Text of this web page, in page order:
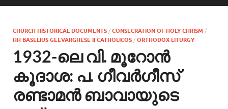
CHURCH HISTORICAL DOCUMENTS / CONSECRATION OF HOLY CHRISM /
HH BASELIUS GEEVARGHESE II CATHOLICOS / ORTHODOX LITURGY
1932-ലെ വി. മൂറോന്‍
കൂദാശ: പ. ഗീവര്‍ഗീസ്
രണ്ടാമന്‍ ബാവായുടെ